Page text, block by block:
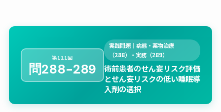
第111回
問288-289
実践問題｜病態・薬物治療
（288）・実務（289）
術前患者のせん妄リスク評価
とせん妄リスクの低い睡眠導
入剤の選択